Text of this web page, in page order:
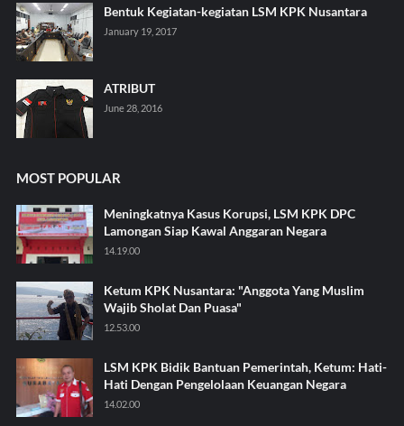
Bentuk Kegiatan-kegiatan LSM KPK Nusantara
January 19, 2017
ATRIBUT
June 28, 2016
MOST POPULAR
Meningkatnya Kasus Korupsi, LSM KPK DPC
Lamongan Siap Kawal Anggaran Negara
14.19.00
Ketum KPK Nusantara: "Anggota Yang Muslim
Wajib Sholat Dan Puasa"
12.53.00
LSM KPK Bidik Bantuan Pemerintah, Ketum: Hati-
Hati Dengan Pengelolaan Keuangan Negara
14.02.00